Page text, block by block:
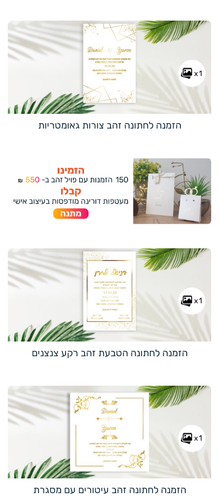
x1
הזמנה לחתונה זהב צורות גאומטריות
x1
הזמנה לחתונה הטבעת זהב רקע צנצנים
x1
הזמנה לחתונה זהב עיטורים עם מסגרת